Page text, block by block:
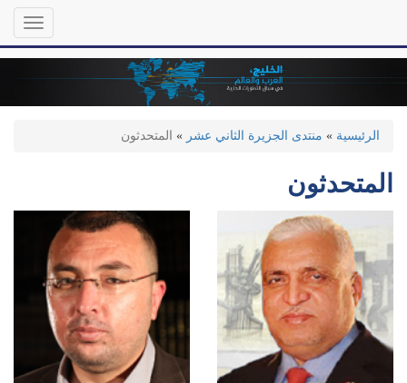
المحتوى
Toggle
الرئيسية » منتدى الجزيرة الثاني عشر » المتحدثون
المتحدثون